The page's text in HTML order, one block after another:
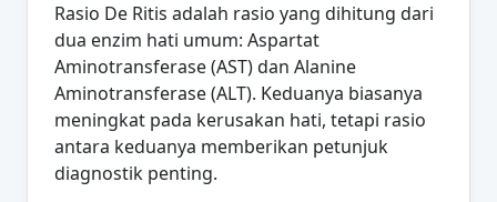
Rasio De Ritis adalah rasio yang dihitung dari
dua enzim hati umum: Aspartat
Aminotransferase (AST) dan Alanine
Aminotransferase (ALT). Keduanya biasanya
meningkat pada kerusakan hati, tetapi rasio
antara keduanya memberikan petunjuk
diagnostik penting.